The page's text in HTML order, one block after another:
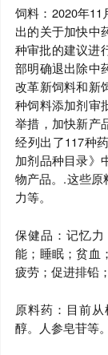
饲料：2020年
出的关于加快中
种审批的建议进
部明确退出除中
改革新饲料和新
种饲料添加剂审
举措，加快新产
经列出了117种
加剂品种目录》
物产品。.这些原
力等。
保健品：记忆
能；睡眠；贫血
疲劳；促进排铅
原料药：目前
醇。人参皂苷等。